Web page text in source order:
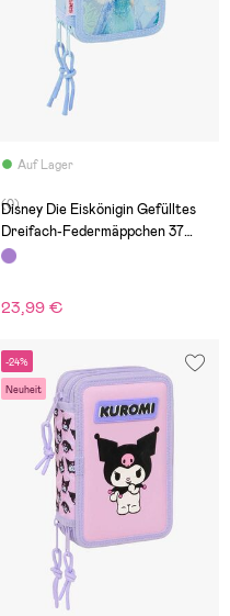
Auf Lager
(0)
Disney Die Eiskönigin Gefülltes
Dreifach-Federmäppchen 37
Teile, Lila
23,99 €
-24%
Neuheit